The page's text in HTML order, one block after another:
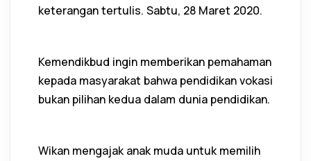
keterangan tertulis. Sabtu, 28 Maret 2020.
Kemendikbud ingin memberikan pemahaman
kepada masyarakat bahwa pendidikan vokasi
bukan pilihan kedua dalam dunia pendidikan.
Wikan mengajak anak muda untuk memilih